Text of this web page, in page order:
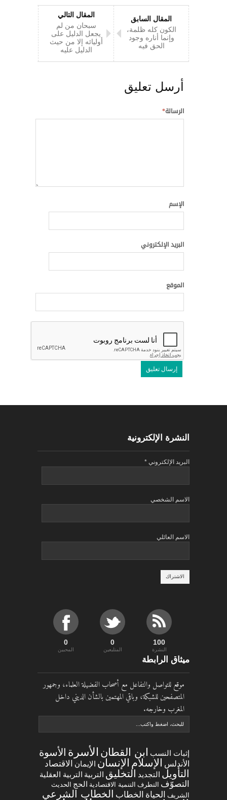
المقال السابق
الكون كله ظلمة،
وإنما أناره وجود
الحق فيه
المقال التالي
سبحان من لم
يجعل الدليل على
أوليائه إلا من حيث
الدليل عليه
أرسل تعليق
الرسالة*
الإسم
البريد الإلكتروني
الموقع
النشرة الإلكترونية
البريد الإلكتروني *
الاسم الشخصي
الاسم العائلي
0
المحبين
0
المتلبعين
100
النشرة
ميثاق الرابطة
موقع للتواصل والتفاعل مع أصحاب الفضيلة العلماء، وجمهور
المتصفحين للشبكة، وباقي المهتمين بالشأن الديني داخل
المغرب وخارجه.
إثبات النسب ابن القطان الأسرة الأسوة
الأندلس الإسلام الإنسان الإيمان الاقتصاد
التأويل التجديد التخليق التربية التربية العقلية
التصوّف التطرف التنمية الاقتصادية الحج الحديث
الشريف
الحياة الخطاب الخطاب الشرعي